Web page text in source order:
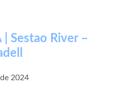
| Sestao River –
2024